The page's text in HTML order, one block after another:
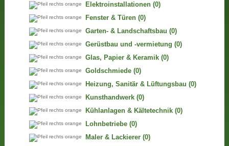
Elektroinstallationen (0)
Fenster & Türen (0)
Garten- & Landschaftsbau (0)
Gerüstbau und -vermietung (0)
Glas, Papier & Keramik (0)
Goldschmiede (0)
Heizung, Sanitär & Lüftungsbau (0)
Kunsthandwerk (0)
Kühlanlagen & Kältetechnik (0)
Lohnbetriebe (0)
Maler & Lackierer (0)